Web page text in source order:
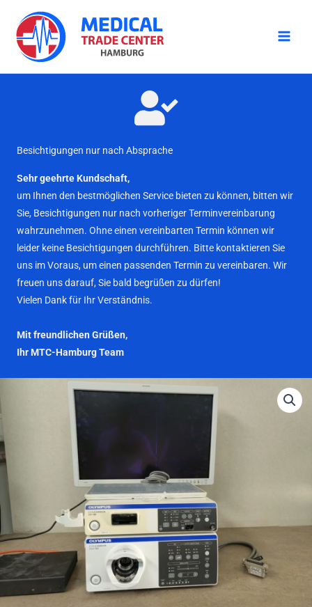
Inhalt
springen
Besichtigungen nur nach Absprache
Sehr geehrte Kundschaft,
um Ihnen den bestmöglichen Service bieten zu können, bitten wir
Sie, Besichtigungen nur nach vorheriger Terminvereinbarung
wahrzunehmen. Ohne einen vereinbarten Termin können wir
leider keine Besichtigungen durchführen. Bitte kontaktieren Sie
uns im Voraus, um einen passenden Termin zu vereinbaren. Wir
freuen uns darauf, Sie bald begrüßen zu dürfen!
Vielen Dank für Ihr Verständnis.
Mit freundlichen Grüßen,
Ihr MTC-Hamburg Team